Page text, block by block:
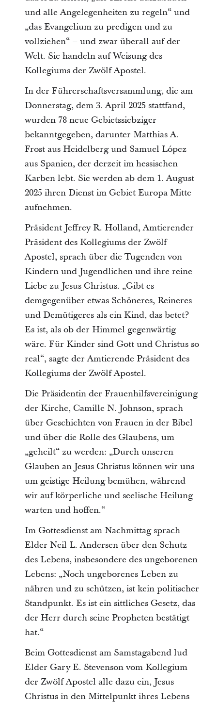
und alle Angelegenheiten zu regeln“ und
„das Evangelium zu predigen und zu
vollziehen“ – und zwar überall auf der
Welt. Sie handeln auf Weisung des
Kollegiums der Zwölf Apostel.
In der Führerschaftsversammlung, die am
Donnerstag, dem 3. April 2025 stattfand,
wurden 78 neue Gebietssiebziger
bekanntgegeben, darunter Matthias A.
Frost aus Heidelberg und Samuel López
aus Spanien, der derzeit im hessischen
Karben lebt. Sie werden ab dem 1. August
2025 ihren Dienst im Gebiet Europa Mitte
aufnehmen.
Präsident Jeffrey R. Holland, Amtierender
Präsident des Kollegiums der Zwölf
Apostel, sprach über die Tugenden von
Kindern und Jugendlichen und ihre reine
Liebe zu Jesus Christus. „Gibt es
demgegenüber etwas Schöneres, Reineres
und Demütigeres als ein Kind, das betet?
Es ist, als ob der Himmel gegenwärtig
wäre. Für Kinder sind Gott und Christus so
real“, sagte der Amtierende Präsident des
Kollegiums der Zwölf Apostel.
Die Präsidentin der Frauenhilfsvereinigung
der Kirche, Camille N. Johnson, sprach
über Geschichten von Frauen in der Bibel
und über die Rolle des Glaubens, um
„geheilt“ zu werden: „Durch unseren
Glauben an Jesus Christus können wir uns
um geistige Heilung bemühen, während
wir auf körperliche und seelische Heilung
warten und hoffen.“
Im Gottesdienst am Nachmittag sprach
Elder Neil L. Andersen über den Schutz
des Lebens, insbesondere des ungeborenen
Lebens: „Noch ungeborenes Leben zu
nähren und zu schützen, ist kein politischer
Standpunkt. Es ist ein sittliches Gesetz, das
der Herr durch seine Propheten bestätigt
hat.“
Beim Gottesdienst am Samstagabend lud
Elder Gary E. Stevenson vom Kollegium
der Zwölf Apostel alle dazu ein, Jesus
Christus in den Mittelpunkt ihres Lebens